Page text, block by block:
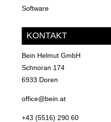
Software
KONTAKT
Bein Helmut GmbH
Schnoran 174
6933 Doren
office@bein.at
+43 (5516) 290 60